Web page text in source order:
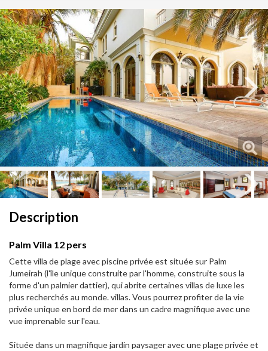
Next
Description
Palm Villa 12 pers
Cette villa de plage avec piscine privée est située sur Palm
Jumeirah (l'île unique construite par l'homme, construite sous la
forme d'un palmier dattier), qui abrite certaines villas de luxe les
plus recherchés au monde. villas. Vous pourrez profiter de la vie
privée unique en bord de mer dans un cadre magnifique avec une
vue imprenable sur l'eau.
Située dans un magnifique jardin paysager avec une plage privée et